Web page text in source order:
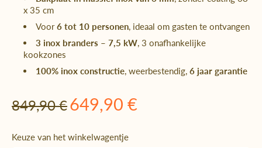
x 35 cm
Voor6 tot 10 personen, ideaal om gasten te ontvangen
3 inox branders – 7,5 kW, 3 onafhankelijke
kookzones
100% inox constructie, weerbestendig,6 jaar garantie
849,90 €649,90 €
Keuze van het winkelwagentje